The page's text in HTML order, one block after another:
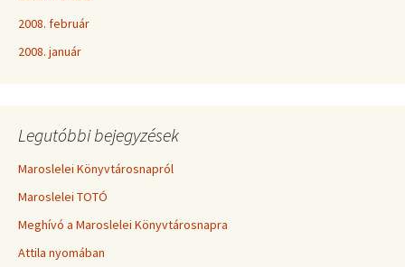
2008. február
2008. január
Legutóbbi bejegyzések
Maroslelei Könyvtárosnapról
Maroslelei TOTÓ
Meghívó a Maroslelei Könyvtárosnapra
Attila nyomában